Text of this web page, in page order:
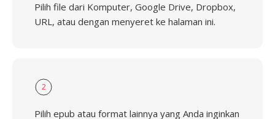
Pilih file dari Komputer, Google Drive, Dropbox,
URL, atau dengan menyeret ke halaman ini.
2
Pilih epub atau format lainnya yang Anda inginkan